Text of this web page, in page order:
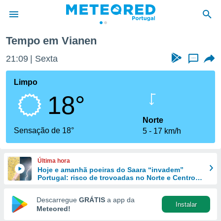
da
foi
fornecidas
a este
das
e
forma
digital
Tempo em Vianen
21:09 Sexta ...
Limpo
18°
Sensação de 18°
Norte
5
17 km/h
Última hora
Hoje e amanhã poeiras do Saara “invadem”
Portugal: risco de trovoadas no Norte e Centro
Descarregue GRÁTIS a app da
Meteored!
Instalar